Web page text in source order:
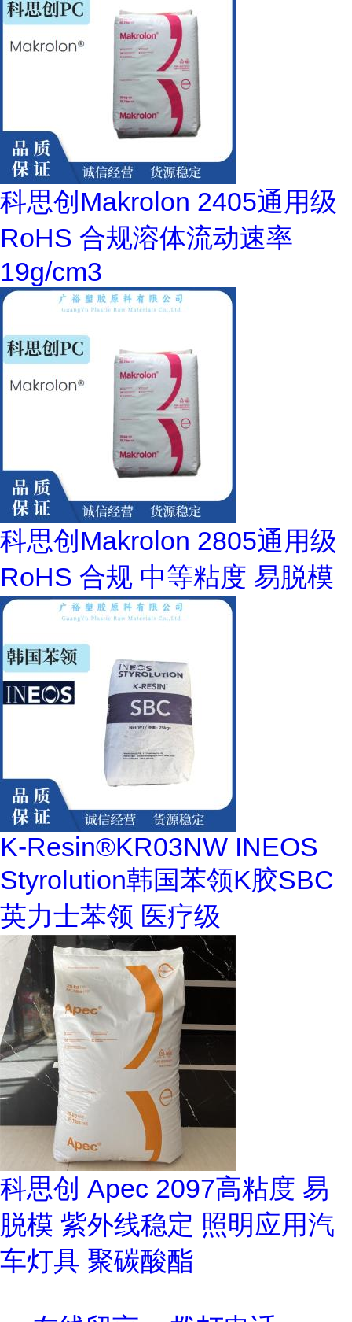
科思创Makrolon 2405通用级
RoHS 合规溶体流动速率
19g/cm3
科思创Makrolon 2805通用级
RoHS 合规 中等粘度 易脱模
K-Resin®KR03NW INEOS
Styrolution韩国苯领K胶SBC
英力士苯领 医疗级
科思创 Apec 2097高粘度 易
脱模 紫外线稳定 照明应用汽
车灯具 聚碳酸酯